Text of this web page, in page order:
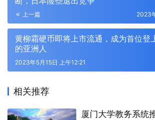
上一篇 2023
黄柳霜硬币即将上市流通，成为首位登
的亚洲人
2023年5月15日 上午12:21
相关推荐
厦门大学教务系统